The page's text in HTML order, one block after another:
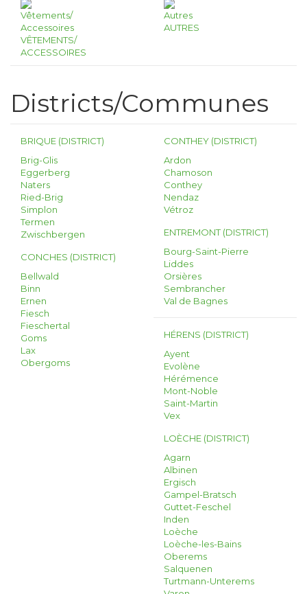
VÊTEMENTS/
ACCESSOIRES
AUTRES
Districts/Communes
BRIQUE (DISTRICT)
Brig-Glis
Eggerberg
Naters
Ried-Brig
Simplon
Termen
Zwischbergen
CONCHES (DISTRICT)
Bellwald
Binn
Ernen
Fiesch
Fieschertal
Goms
Lax
Obergoms
CONTHEY (DISTRICT)
Ardon
Chamoson
Conthey
Nendaz
Vétroz
ENTREMONT (DISTRICT)
Bourg-Saint-Pierre
Liddes
Orsières
Sembrancher
Val de Bagnes
HÉRENS (DISTRICT)
Ayent
Evolène
Hérémence
Mont-Noble
Saint-Martin
Vex
LOÈCHE (DISTRICT)
Agarn
Albinen
Ergisch
Gampel-Bratsch
Guttet-Feschel
Inden
Loèche
Loèche-les-Bains
Oberems
Salquenen
Turtmann-Unterems